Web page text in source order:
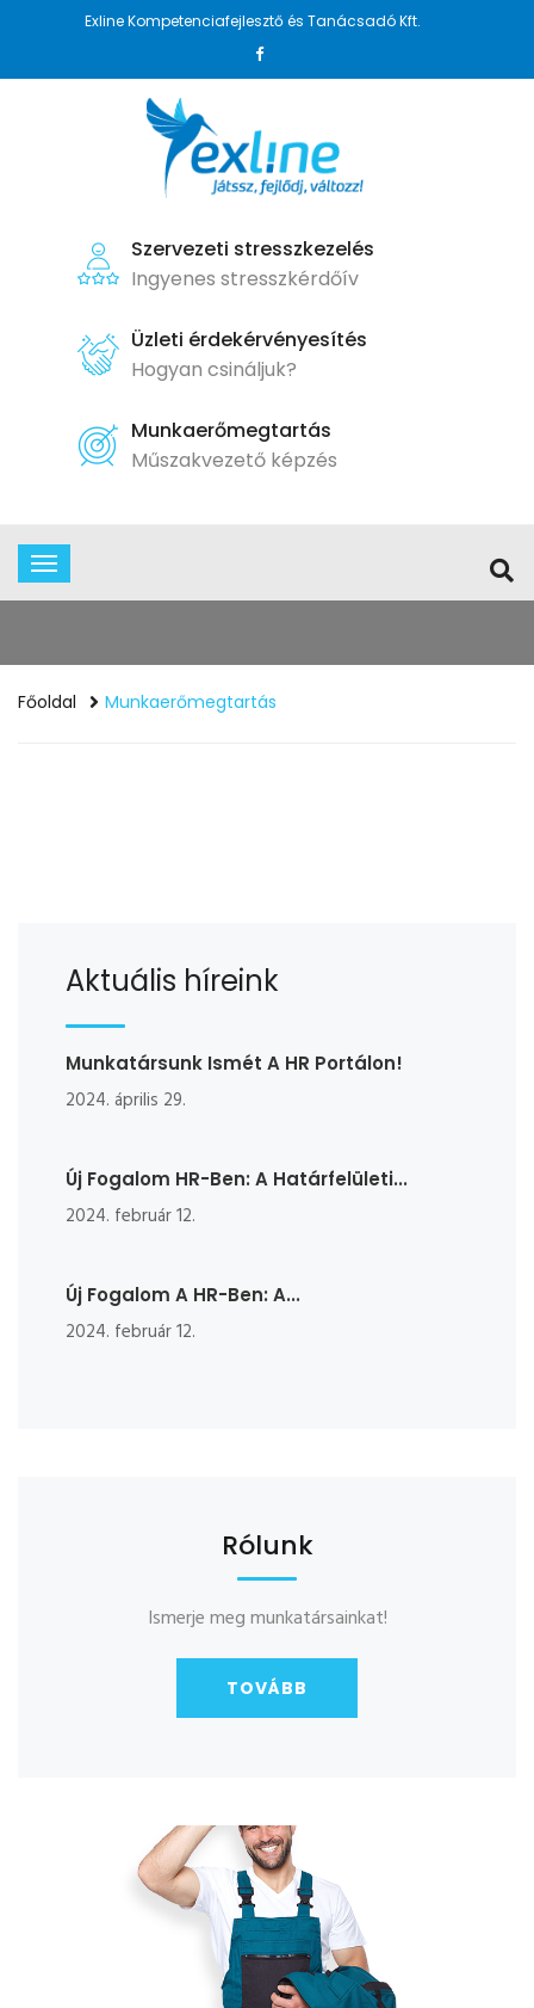
Exline Kompetenciafejlesztő és Tanácsadó Kft.
Szervezeti stresszkezelés
Ingyenes stresszkérdőív
Üzleti érdekérvényesítés
Hogyan csináljuk?
Munkaerőmegtartás
Műszakvezető képzés
Főoldal Munkaerőmegtartás
Aktuális híreink
Munkatársunk Ismét A HR Portálon!
2024. április 29.
Új Fogalom HR-Ben: A Határfelületi...
2024. február 12.
Új Fogalom A HR-Ben: A...
2024. február 12.
Rólunk
Ismerje meg munkatársainkat!
TOVÁBB